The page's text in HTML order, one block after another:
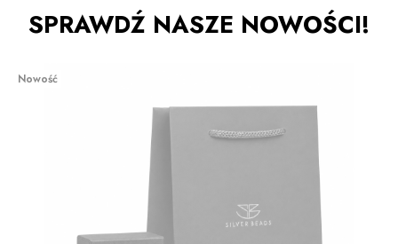
SPRAWDŹ NASZE NOWOŚCI!
Nowość